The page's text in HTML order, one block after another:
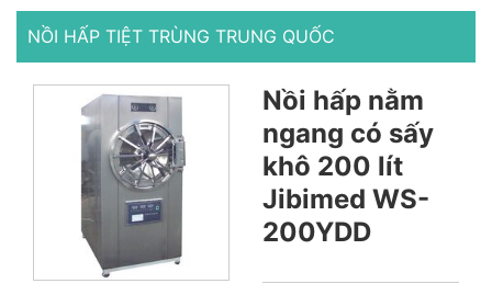
NỒI HẤP TIỆT TRÙNG TRUNG QUỐC
Nồi hấp nằm
ngang có sấy
khô 200 lít
Jibimed WS-
200YDD